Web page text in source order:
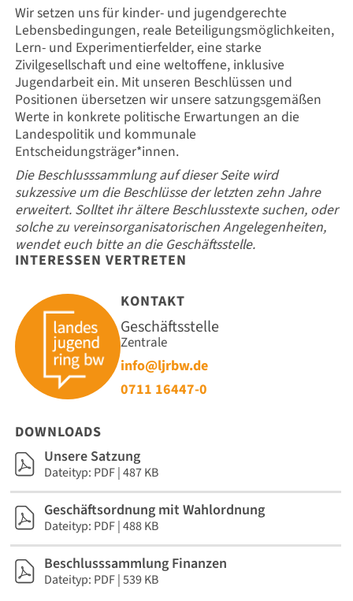
INTERESSEN VERTRETEN
KONTAKT
Geschäftsstelle
Zentrale
info@ljrbw.de
0711 16447-0
DOWNLOADS
Unsere Satzung
Dateityp: PDF | 487 KB
Geschäftsordnung mit Wahlordnung
Dateityp: PDF | 488 KB
Beschlusssammlung Finanzen
Dateityp: PDF | 539 KB
Wir setzen uns für kinder- und jugendgerechte
Lebensbedingungen, reale Beteiligungsmöglichkeiten,
Lern- und Experimentierfelder, eine starke
Zivilgesellschaft und eine weltoffene, inklusive
Jugendarbeit ein. Mit unseren Beschlüssen und
Positionen übersetzen wir unsere satzungsgemäßen
Werte in konkrete politische Erwartungen an die
Landespolitik und kommunale
Entscheidungsträger*innen.
Die Beschlusssammlung auf dieser Seite wird
sukzessive um die Beschlüsse der letzten zehn Jahre
erweitert. Solltet ihr ältere Beschlusstexte suchen, oder
solche zu vereinsorganisatorischen Angelegenheiten,
wendet euch bitte an die Geschäftsstelle.